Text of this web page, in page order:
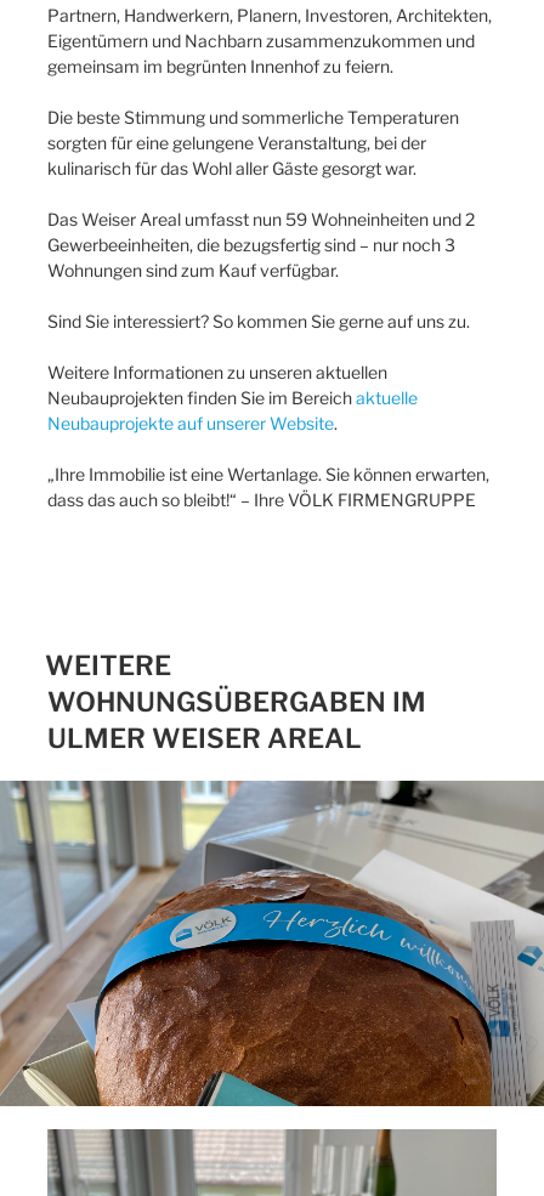
Partnern, Handwerkern, Planern, Investoren, Architekten,
Eigentümern und Nachbarn zusammenzukommen und
gemeinsam im begrünten Innenhof zu feiern.
Die beste Stimmung und sommerliche Temperaturen
sorgten für eine gelungene Veranstaltung, bei der
kulinarisch für das Wohl aller Gäste gesorgt war.
Das Weiser Areal umfasst nun 59 Wohneinheiten und 2
Gewerbeeinheiten, die bezugsfertig sind – nur noch 3
Wohnungen sind zum Kauf verfügbar.
Sind Sie interessiert? So kommen Sie gerne auf uns zu.
Weitere Informationen zu unseren aktuellen
Neubauprojekten finden Sie im Bereichaktuelle
Neubauprojekte auf unserer Website.
„Ihre Immobilie ist eine Wertanlage. Sie können erwarten,
dass das auch so bleibt!“ – Ihre VÖLK FIRMENGRUPPE
WEITERE
WOHNUNGSÜBERGABEN IM
ULMER WEISER AREAL